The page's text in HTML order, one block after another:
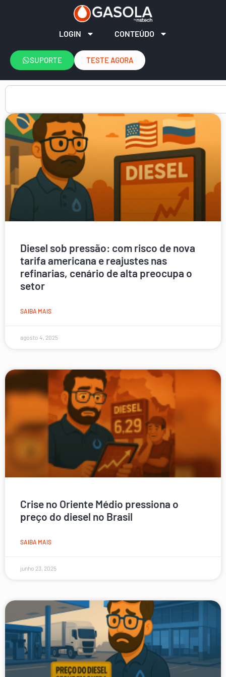
LOGIN CONTEÚDO
SUPORTE TESTE AGORA
Diesel sob pressão: com risco de nova
tarifa americana e reajustes nas
refinarias, cenário de alta preocupa o
setor
SAIBA MAIS
agosto 4, 2025
Crise no Oriente Médio pressiona o
preço do diesel no Brasil
SAIBA MAIS
junho 23, 2025